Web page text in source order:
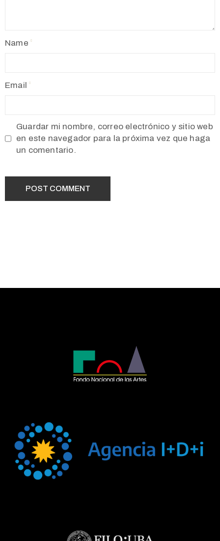
Name
Email
Guardar mi nombre, correo electrónico y sitio web
en este navegador para la próxima vez que haga
un comentario.